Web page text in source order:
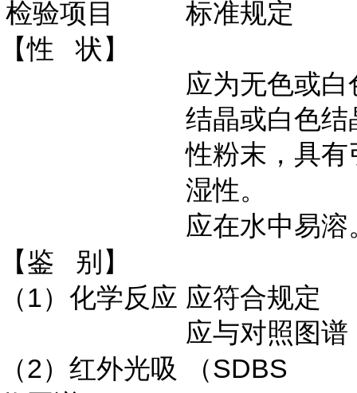
检验项目
标准规定
【性
状】
应为无色或白
结晶或白色结
性粉末，具有
湿性。
应在水中易溶
【鉴
别】
（1）化学反应 应符合规定
（2）红外光吸
应与对照图谱
（SDBS